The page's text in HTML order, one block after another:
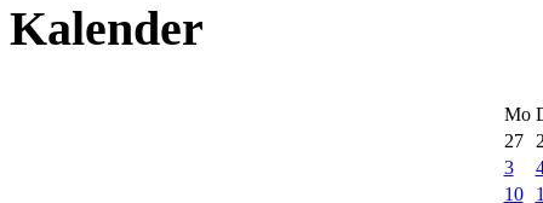
Kalender
Mo
27
3
10